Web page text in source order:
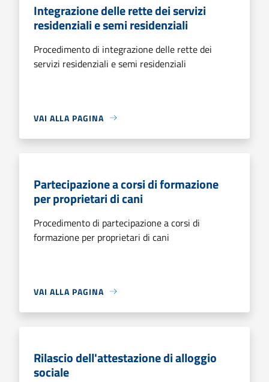
Integrazione delle rette dei servizi
residenziali e semi residenziali
Procedimento di integrazione delle rette dei
servizi residenziali e semi residenziali
VAI ALLA PAGINA
Partecipazione a corsi di formazione
per proprietari di cani
Procedimento di partecipazione a corsi di
formazione per proprietari di cani
VAI ALLA PAGINA
Rilascio dell'attestazione di alloggio
sociale